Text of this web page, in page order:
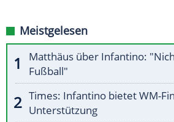
Meistgelesen
Matthäus über Infantino:
Fußball"
Times: Infantino bietet WM-
Unterstützung